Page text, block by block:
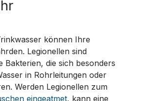
können Ihre
Legionellen sind
Bakterien, die sich besonders
in Rohrleitungen oder
Werden Legionellen zum
eingeatmet, kann eine